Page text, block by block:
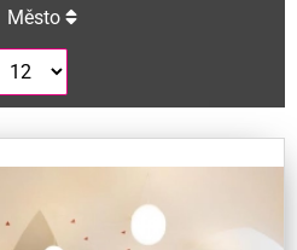
Město